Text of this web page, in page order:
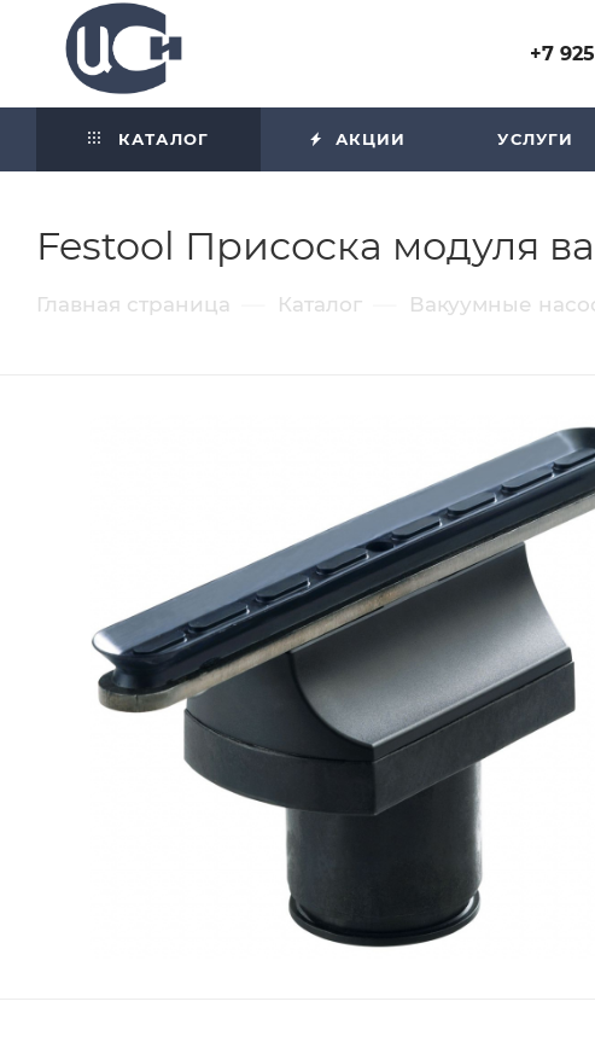
+7
КАТАЛОГ АКЦИИ УСЛУГИ
Festool Присоска модуля
Главная страница Каталог Вакуумные